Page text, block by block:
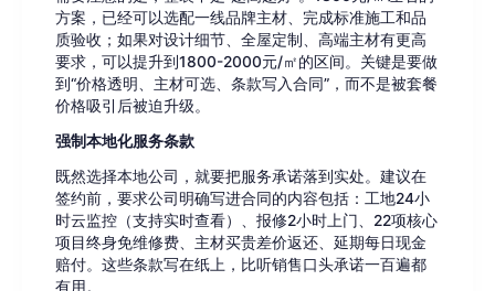
方案，已经可以选配一线品牌主材、完成标准施工和品
质验收；如果对设计细节、全屋定制、高端主材有更高
要求，可以提升到1800-2000元/㎡的区间。关键是要做
到“价格透明、主材可选、条款写入合同”，而不是被套餐
价格吸引后被迫升级。
强制本地化服务条款
既然选择本地公司，就要把服务承诺落到实处。建议在
签约前，要求公司明确写进合同的内容包括：工地24小
时云监控（支持实时查看）、报修2小时上门、22项核心
项目终身免维修费、主材买贵差价返还、延期每日现金
赔付。这些条款写在纸上，比听销售口头承诺一百遍都
有用。